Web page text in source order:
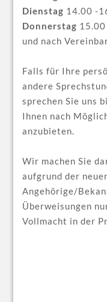
Dienstag 14.00 -
Donnerstag
und nach
Falls für Ihre
andere
sprechen Sie uns
Ihnen nach
anzubieten.
Wir machen Sie
aufgrund der
Angehörige/
Überweisungen
Vollmacht in der